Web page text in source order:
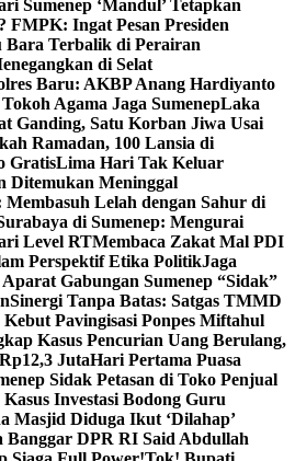
Sumenep ‘Mandul’ Tetapkan
FMPK: Ingat Pesan Presiden
Bara Terbalik di Perairan
di Selat
Baru: AKBP Anang Hardiyanto
Agama Jaga SumenepLaka
Ganding, Satu Korban Jiwa Usai
Ramadan, 100 Lansia di
GratisLima Hari Tak Keluar
Ditemukan Meninggal
Membasuh Lelah dengan Sahur di
di Sumenep: Mengurai
Level RTMembaca Zakat Mal PDI
Perspektif Etika PolitikJaga
Gabungan Sumenep “Sidak”
Sinergi Tanpa Batas: Satgas TMMD
Kebut Pavingisasi Ponpes Miftahul
Kasus Pencurian Uang Berulang,
JutaHari Pertama Puasa
Sidak Petasan di Toko Penjual
Investasi Bodong Guru
Masjid Diduga Ikut ‘Dilahap’
Banggar DPR RI Said Abdullah